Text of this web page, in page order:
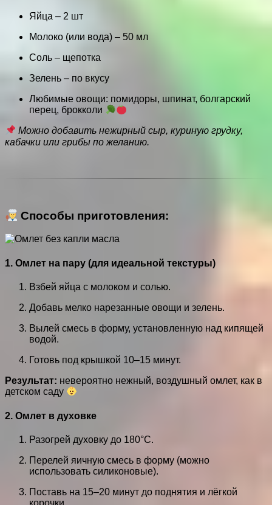
Яйца – 2 шт
Молоко (или вода) – 50 мл
Соль – щепотка
Зелень – по вкусу
Любимые овощи: помидоры, шпинат, болгарский
перец, брокколи
Можно добавить нежирный сыр, куриную грудку,
кабачки или грибы по желанию.
Способы приготовления:
1. Омлет на пару (для идеальной текстуры)
Взбей яйца с молоком и солью.
Добавь мелко нарезанные овощи и зелень.
Вылей смесь в форму, установленную над кипящей
водой.
Готовь под крышкой 10–15 минут.
Результат: невероятно нежный, воздушный омлет, как в
детском саду
2. Омлет в духовке
Разогрей духовку до 180°C.
Перелей яичную смесь в форму (можно
использовать силиконовые).
Поставь на 15–20 минут до поднятия и лёгкой
корочки.